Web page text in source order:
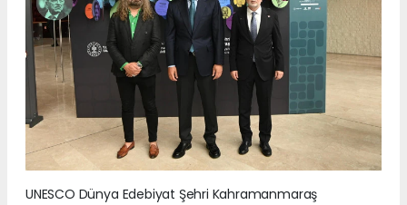
UNESCO Dünya Edebiyat Şehri Kahramanmaraş